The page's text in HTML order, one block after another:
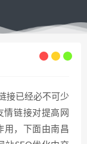
的友情链接有哪些好处？
接已经必不可少
情链接对提高网
用，下面由南昌